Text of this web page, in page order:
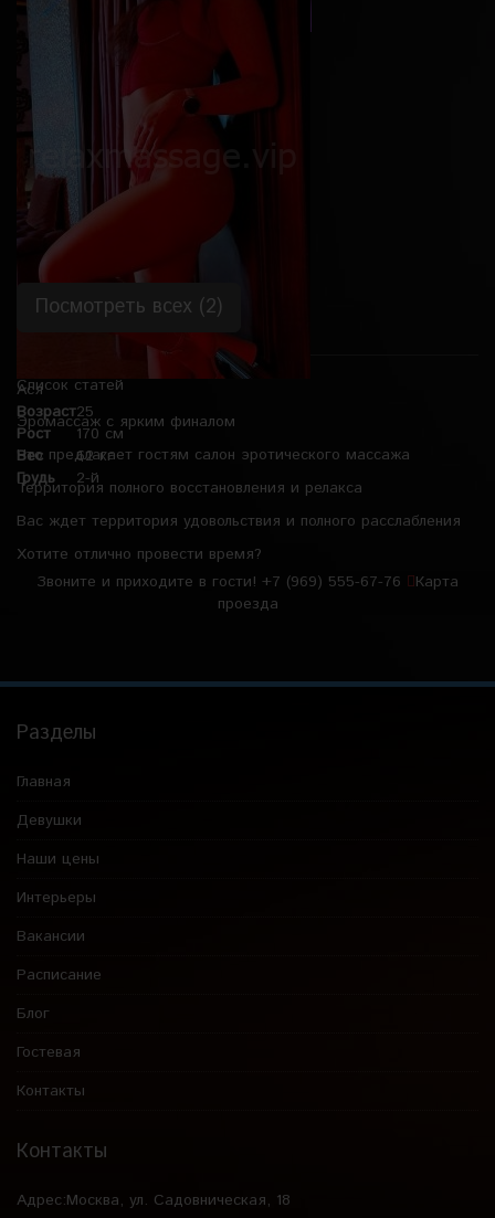
Ася
Возраст25
Рост
170 см
Вес
62 кг
Грудь
2-й
Посмотреть всех (2)
Список статей
Эромассаж с ярким финалом
Что предлагает гостям салон эротического массажа
Территория полного восстановления и релакса
Вас ждет территория удовольствия и полного расслабления
Хотите отлично провести время?
Звоните и приходите в гости! +7 (969) 555-67-76
Карта
проезда
Разделы
Главная
Девушки
Наши цены
Интерьеры
Вакансии
Расписание
Блог
Гостевая
Контакты
Контакты
Адрес:Москва, ул. Садовническая, 18